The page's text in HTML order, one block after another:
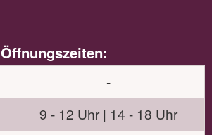
Öffnungszeiten:
-
9 - 12 Uhr | 14 - 18 Uhr